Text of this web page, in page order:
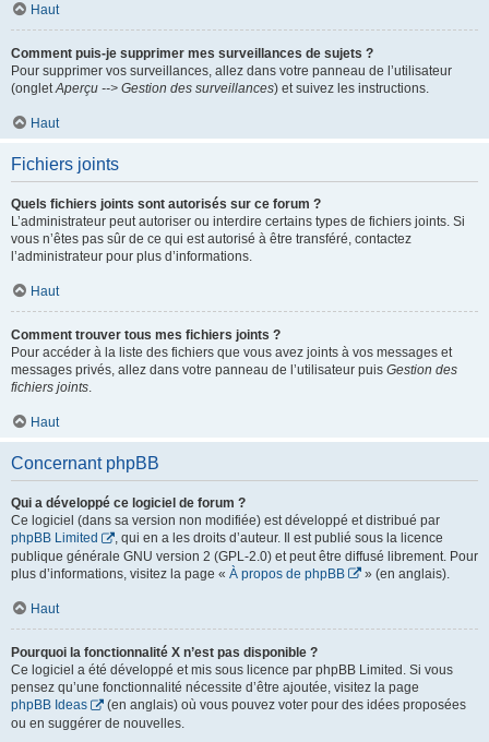
Haut
Comment puis-je supprimer mes surveillances de sujets ?
Pour supprimer vos surveillances, allez dans votre panneau de l’utilisateur
(ongletAperçu --> Gestion des surveillances) et suivez les instructions.
Haut
Fichiers joints
Quels fichiers joints sont autorisés sur ce forum ?
L’administrateur peut autoriser ou interdire certains types de fichiers joints. Si
vous n’êtes pas sûr de ce qui est autorisé à être transféré, contactez
l’administrateur pour plus d’informations.
Haut
Comment trouver tous mes fichiers joints ?
Pour accéder à la liste des fichiers que vous avez joints à vos messages et
messages privés, allez dans votre panneau de l’utilisateur puis Gestion des
fichiers joints.
Haut
Concernant phpBB
Qui a développé ce logiciel de forum ?
Ce logiciel (dans sa version non modifiée) est développé et distribué par
phpBB Limited
, qui en a les droits d’auteur. Il est publié sous la licence
publique générale GNU version 2 (GPL-2.0) et peut être diffusé librement. Pour
plus d’informations, visitez la page « À propos de phpBB » (en anglais).
Haut
Pourquoi la fonctionnalité X n’est pas disponible ?
Ce logiciel a été développé et mis sous licence par phpBB Limited. Si vous
pensez qu’une fonctionnalité nécessite d’être ajoutée, visitez la page
phpBB Ideas
(en anglais) où vous pouvez voter pour des idées proposées
ou en suggérer de nouvelles.